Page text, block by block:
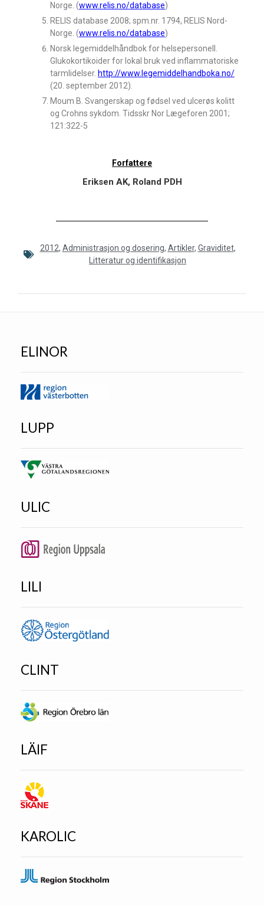
Norge. (www.relis.no/database)
RELIS database 2008; spm.nr. 1794, RELIS Nord-
Norge. (www.relis.no/database)
Norsk legemiddelhåndbok for helsepersonell.
Glukokortikoider for lokal bruk ved inflammatoriske
tarmlidelser. http://www.legemiddelhandboka.no/
(20. september 2012).
Moum B. Svangerskap og fødsel ved ulcerøs kolitt
og Crohns sykdom. Tidsskr Nor Lægeforen 2001;
121:322-5
Forfattere
Eriksen AK, Roland PDH
2012, Administrasjon og dosering, Artikler, Graviditet,
Litteratur og identifikasjon
ELINOR
LUPP
ULIC
LILI
CLINT
LÄIF
KAROLIC